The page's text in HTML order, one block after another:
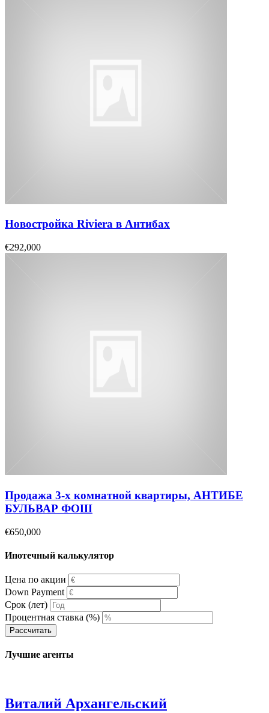
Новостройка Riviera в Антибах
€292,000
Продажа 3-х комнатной квартиры, АНТИБЕ
БУЛЬВАР ФОШ
€650,000
Ипотечный калькулятор
Цена по акции
Down Payment
Срок (лет)
Процентная ставка (%)
Рассчитать
Лучшие агенты
Виталий Архангельский